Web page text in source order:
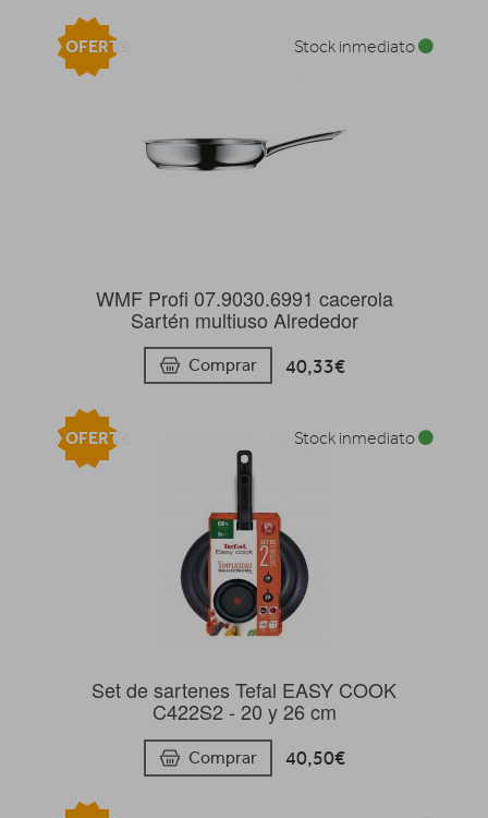
WMF Profi 07.9030.6991 cacerola
Sartén multiuso Alrededor
Comprar 40,33€
Stock inmediato
OFERTA
Set de sartenes Tefal EASY COOK
C422S2 - 20 y 26 cm
Comprar 40,50€
Stock inmediato
OFERTA